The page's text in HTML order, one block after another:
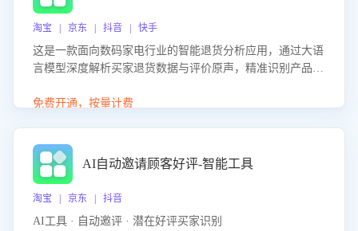
淘宝 | 京东 | 抖音 | 快手
这是一款面向数码家电行业的智能退货分析应用，通过大语
言模型深度解析买家退货数据与评价原声，精准识别产品质
改进建议，通过挖掘用户痛点驱动产品迭代，从根本上降低
免费开通，按量计费
AI自动邀请顾客好评-智能工具
淘宝 | 京东 | 抖音
AI工具 · 自动邀评 · 潜在好评买家识别